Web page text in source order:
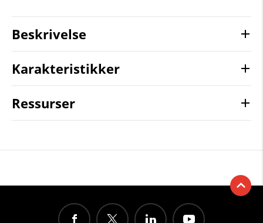
Beskrivelse
Karakteristikker
Ressurser